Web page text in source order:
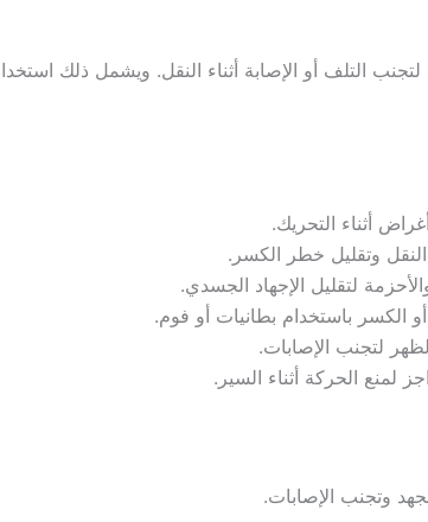
التلف أو الإصابة أثناء النقل. ويشمل ذلك
أثناء التحريك.
وتقليل خطر الكسر.
لتقليل الإجهاد الجسدي.
الكسر باستخدام بطانيات أو فوم.
لتجنب الإصابات.
لمنع الحركة أثناء السير.
وتجنب الإصابات.